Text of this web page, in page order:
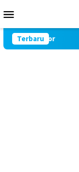
ke
Mobile
Terbaru
Lor